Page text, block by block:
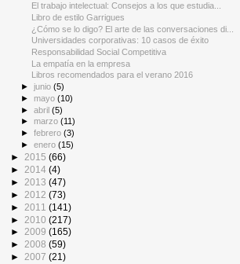
El trabajo intelectual: Consejos a los que estudia...
Libro de estilo Garrigues
¿Cómo se lo digo? El arte de las conversaciones di...
Universidades corporativas: 10 casos de éxito
Responsabilidad Social Competitiva
La empatía en la empresa
Libros recomendados para el verano 2016
►junio(5)
► mayo(10)
►abril(5)
► marzo(11)
►febrero(3)
►enero(15)
► 2015 (66)
► 2014 (4)
► 2013 (47)
► 2012 (73)
► 2011 (141)
► 2010 (217)
► 2009 (165)
► 2008 (59)
► 2007 (21)